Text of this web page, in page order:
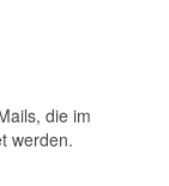
die im
werden.